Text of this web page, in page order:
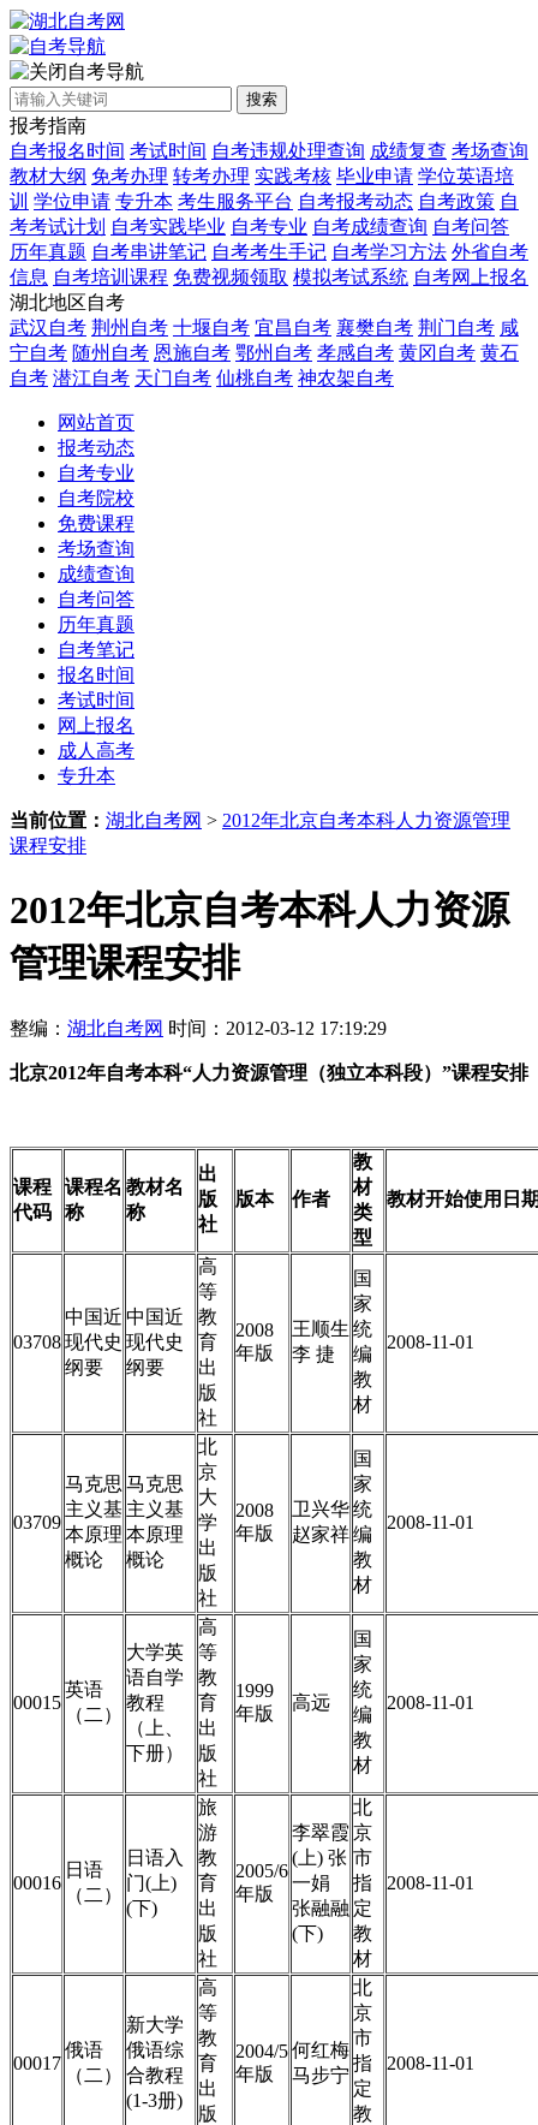
自考导航
搜索
报考指南
自考报名时间 考试时间 自考违规处理查询 成绩复查 考场查询
教材大纲 免考办理 转考办理 实践考核 毕业申请 学位英语培
训 学位申请 专升本 考生服务平台 自考报考动态 自考政策 自
考考试计划 自考实践毕业 自考专业 自考成绩查询 自考问答
历年真题 自考串讲笔记 自考考生手记 自考学习方法 外省自考
信息 自考培训课程 免费视频领取 模拟考试系统 自考网上报名
湖北地区自考
武汉自考 荆州自考 十堰自考 宜昌自考 襄樊自考 荆门自考 咸
宁自考 随州自考 恩施自考 鄂州自考 孝感自考 黄冈自考 黄石
自考 潜江自考 天门自考 仙桃自考 神农架自考
网站首页
报考动态
自考专业
自考院校
免费课程
考场查询
成绩查询
自考问答
历年真题
自考笔记
报名时间
考试时间
网上报名
成人高考
专升本
当前位置： 湖北自考网 > 2012年北京自考本科人力资源管理
课程安排
2012年北京自考本科人力资源
管理课程安排
整编： 湖北自考网 时间：2012-03-12 17:19:29
北京2012年自考本科“人力资源管理（独立本科段）”课程安排
课程
代码
课程名
称
教材名
称
出
版
社
版本 作者
教
材
类
型
教材开始使用日
03708
中国近
现代史
纲要
中国近
现代史
纲要
高
等
教
育
出
版
社
2008
年版
王顺生
李 捷
国
家
统
编
教
材
2008-11-01
03709
马克思
主义基
本原理
概论
马克思
主义基
本原理
概论
北
京
大
学
出
版
社
2008
年版
卫兴华
赵家祥
国
家
统
编
教
材
2008-11-01
00015
英语
（二）
大学英
语自学
教程
（上、
下册）
高
等
教
育
出
版
社
1999
年版
高远
国
家
统
编
教
材
2008-11-01
00016
日语
（二）
日语入
门(上)
(下)
旅
游
教
育
出
版
社
2005/6
年版
李翠霞
(上) 张
一娟
张融融
(下)
北
京
市
指
定
教
材
2008-11-01
00017
俄语
（二）
新大学
俄语综
合教程
(1-3册)
高
等
教
育
出
版
2004/5
年版
何红梅
马步宁
北
京
市
指
定
教
2008-11-01